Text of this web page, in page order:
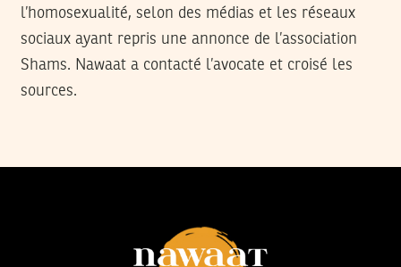
l’homosexualité, selon des médias et les réseaux
sociaux ayant repris une annonce de l’association
Shams. Nawaat a contacté l’avocate et croisé les
sources.